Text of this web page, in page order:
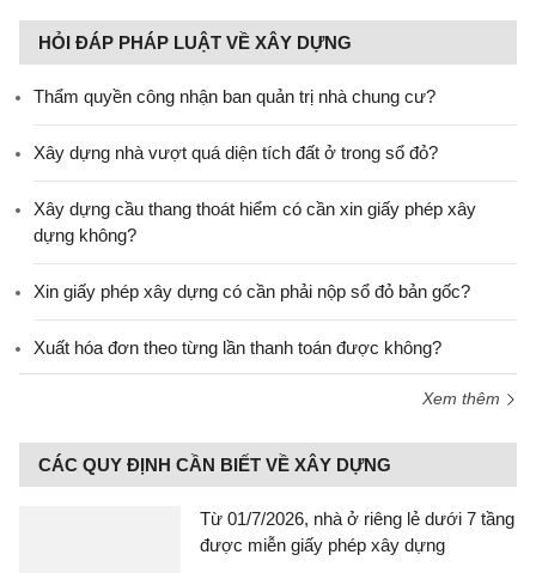
HỎI ĐÁP PHÁP LUẬT VỀ XÂY DỰNG
Thẩm quyền công nhận ban quản trị nhà chung cư?
Xây dựng nhà vượt quá diện tích đất ở trong sổ đỏ?
Xây dựng cầu thang thoát hiểm có cần xin giấy phép xây
dựng không?
Xin giấy phép xây dựng có cần phải nộp sổ đỏ bản gốc?
Xuất hóa đơn theo từng lần thanh toán được không?
Xem thêm
CÁC QUY ĐỊNH CẦN BIẾT VỀ XÂY DỰNG
Từ 01/7/2026, nhà ở riêng lẻ dưới 7 tầng
được miễn giấy phép xây dựng